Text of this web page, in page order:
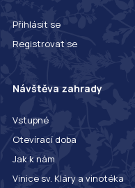
Přihlásit se
Registrovat se
Návštěva zahrady
Vstupné
Otevírací doba
Jak k nám
Vinice sv. Kláry a vinotéka